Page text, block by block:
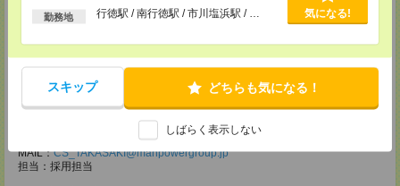
以上
勤務地 行徳駅 / 南行徳駅 / 市川塩浜駅 / … 気になる!
スキップ どちらも気になる！
しばらく表示しない
CS大宮支店
〒330-0854 埼玉県さいたま市大宮区桜木町 1-10-16 シーノ大宮ノース
ウイング 9階
TEL：0120-769-355
MAIL：
CS_OMIYA@manpowergroup.jp
担当：採用担当
CS高崎支店
〒370-0831 群馬県高崎市あら町167 高崎第一生命ビルディング11Ｆ
MAIL：CS_TAKASAKI@manpowergroup.jp
担当：採用担当